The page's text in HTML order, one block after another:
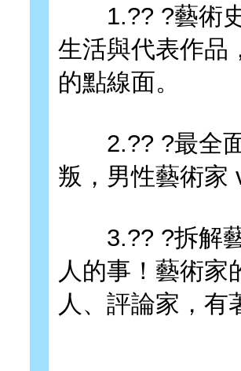
1.?? ?藝術史
生活與代表作品
的點線面。
2.?? ?最全面
叛，男性藝術家
3.?? ?拆解藝
人的事！藝術家
人、評論家，有